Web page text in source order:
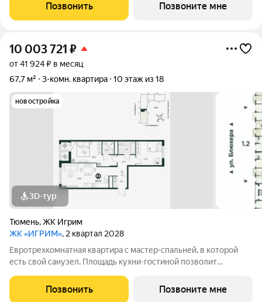
Позвонить Позвоните мне
10 003 721 ₽
от 41 924 ₽ в месяц
67,7 м²
3-комн. квартира 10 этаж из 18
новостройка
3D-тур
Тюмень,ЖК Игрим
ЖК «ИГРИМ», 2 квартал 2028
Евротрехкомнатная квартира с мастер-спальней, в которой
есть свой санузел. Площадь кухни-гостиной позволит
приготовления пищи. Окна квартиры выходят на две стороны.
В одной из спален есть
Позвонить Позвоните мне